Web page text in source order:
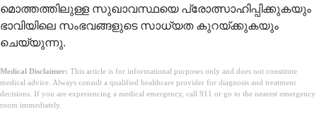
മൊത്തത്തിലുള്ള സുഖാവസ്ഥയെ പ്രോത്സാഹിപ്പിക്കുകയും
ഭാവിയിലെ സംഭവങ്ങളുടെ സാധ്യത കുറയ്ക്കുകയും
ചെയ്യുന്നു.
Medical Disclaimer: This article is for informational purposes only and does not constitute
medical advice. Always consult a qualified healthcare provider for diagnosis and treatment
decisions. If you are experiencing a medical emergency, call 911 or go to the nearest emergency
room immediately.